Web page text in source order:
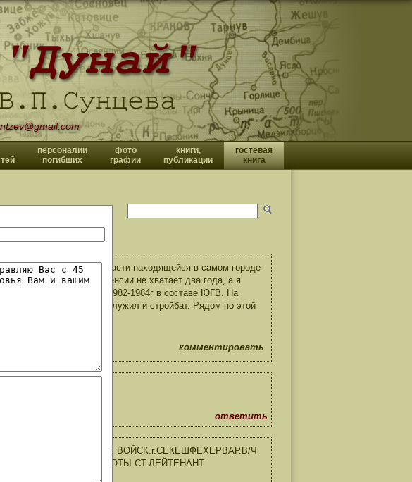
персоналии
погибших
фото
графии
книги,
публикации
гостевая
книга
номер военной части находящейся в самом городе
службу. Мне до пенсии не хватает два года, а я
службу 1982-1984г в составе ЮГВ. На
десантная рота) где я служил и стройбат. Рядом по этой
комментировать
ответить
ВОЙСК.г.СЕКЕШФЕХЕРВАР.В/Ч
КАРИМОВ.КОМ РОТЫ СТ.ЛЕЙТЕНАНТ